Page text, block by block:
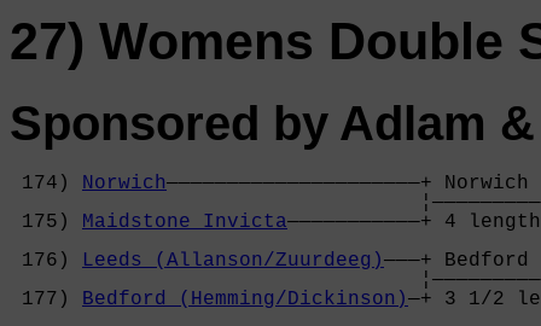
27) Womens Double
Sponsored by Adlam
174) Norwich
175) Maidstone Invicta
176)
Leeds (Allanson/Zuurdeeg)———+
177) Bedford (Hemming/Dickinson)—+ 3 1/